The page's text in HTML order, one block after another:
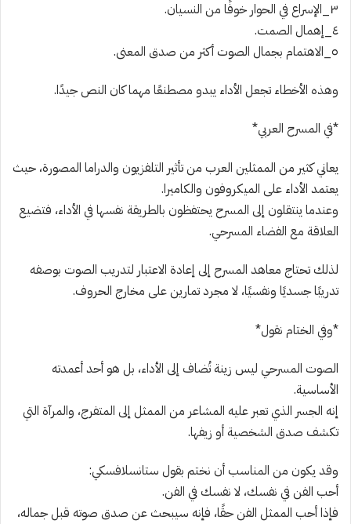
٣_الإسراع في الحوار خوفًا من النسيان.
٤_إهمال الصمت.
٥_الاهتمام بجمال الصوت أكثر من صدق المعنى.
وهذه الأخطاء تجعل الأداء يبدو مصطنعًا مهما كان النص جيدًا.
*في المسرح العربي*
يعاني كثير من الممثلين العرب من تأثير التلفزيون والدراما المصورة، حيث
يعتمد الأداء على الميكروفون والكاميرا.
وعندما ينتقلون إلى المسرح يحتفظون بالطريقة نفسها في الأداء، فتضيع
العلاقة مع الفضاء المسرحي.
لذلك تحتاج معاهد المسرح إلى إعادة الاعتبار لتدريب الصوت بوصفه
تدريبًا جسديًا ونفسيًا، لا مجرد تمارين على مخارج الحروف.
*وفي الختام نقول*
الصوت المسرحي ليس زينة تُضاف إلى الأداء، بل هو أحد أعمدته
الأساسية.
إنه الجسر الذي تعبر عليه المشاعر من الممثل إلى المتفرج، والمرآة التي
تكشف صدق الشخصية أو زيفها.
وقد يكون من المناسب أن نختم بقول ستانسلافسكي:
أحب الفن في نفسك، لا نفسك في الفن.
فإذا أحب الممثل الفن حقًا، فإنه سيبحث عن صدق صوته قبل جماله،